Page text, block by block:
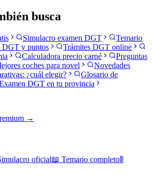
busca
Simulacro examen DGT
Temario
DGT y puntos
Trámites DGT online
Calculadora precio carné
Preguntas
coches para novel
Novedades
¿cuál elegir?
Glosario de
DGT en tu provincia
→
oficial📖 Temario completo🚦